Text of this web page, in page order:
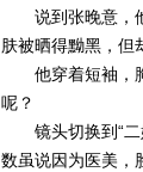
说到张晚意，
肤被晒得黝黑，但
他穿着短袖，
呢？
镜头切换到“
数虽说因为医美，